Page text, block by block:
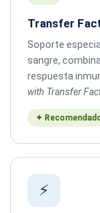
Transfer
Soporte
sangre,
respuesta
with Transfer
✦
⚡